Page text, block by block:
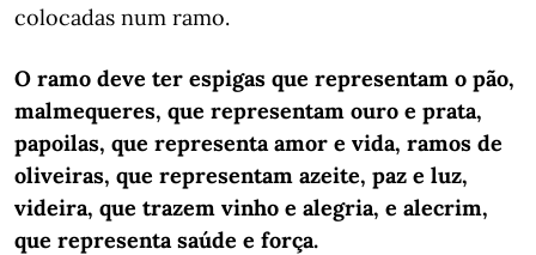
colocadas num ramo.
O ramo deve ter espigas que representam o pão,
malmequeres, que representam ouro e prata,
papoilas, que representa amor e vida, ramos de
oliveiras, que representam azeite, paz e luz,
videira, que trazem vinho e alegria, e alecrim,
que representa saúde e força.